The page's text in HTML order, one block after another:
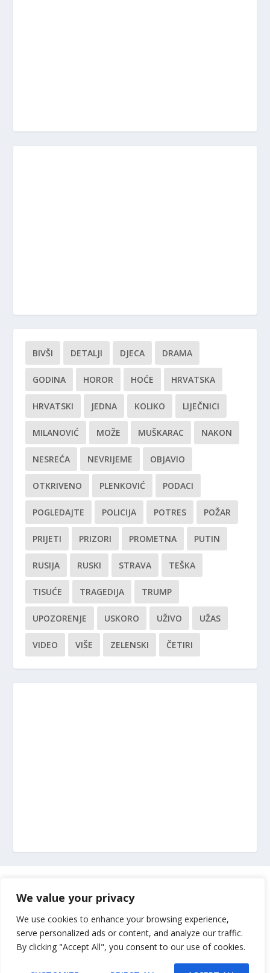
We value your privacy
We use cookies to enhance your browsing experience,
serve personalized ads or content, and analyze our traffic.
By clicking "Accept All", you consent to our use of cookies.
BIVŠI DETALJI DJECA DRAMA
GODINA HOROR HOĆE HRVATSKA
HRVATSKI JEDNA KOLIKO LIJEČNICI
MILANOVIĆ MOŽE MUŠKARAC NAKON
NESREĆA NEVRIJEME OBJAVIO
OTKRIVENO PLENKOVIĆ PODACI
POGLEDAJTE POLICIJA POTRES POŽAR
PRIJETI PRIZORI PROMETNA PUTIN
RUSIJA RUSKI STRAVA TEŠKA
TISUĆE TRAGEDIJA TRUMP
UPOZORENJE USKORO UŽIVO UŽAS
VIDEO VIŠE ZELENSKI ČETIRI
Impressum
Uvjeti korištenja